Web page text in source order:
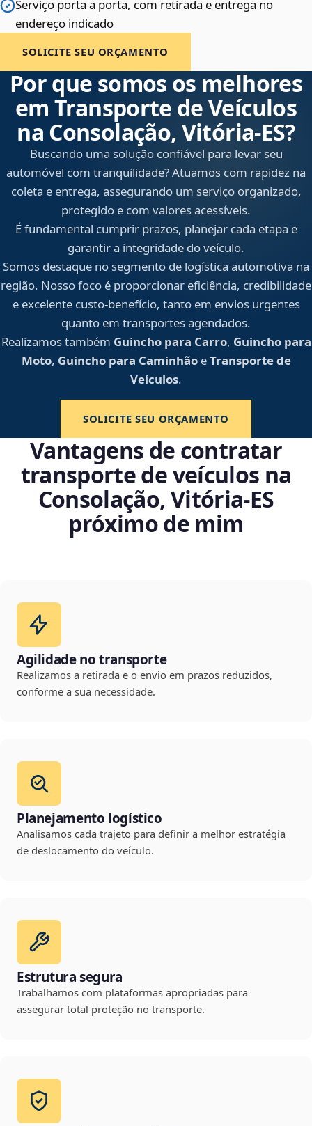
Serviço porta a porta, com retirada e entrega no
endereço indicado
SOLICITE SEU ORÇAMENTO
Por que somos os melhores
em Transporte de Veículos
na Consolação, Vitória‑ES?
Buscando uma solução confiável para levar seu
automóvel com tranquilidade? Atuamos com rapidez na
coleta e entrega, assegurando um serviço organizado,
protegido e com valores acessíveis.
É fundamental cumprir prazos, planejar cada etapa e
garantir a integridade do veículo.
Somos destaque no segmento de logística automotiva na
região. Nosso foco é proporcionar eficiência, credibilidade
e excelente custo-benefício, tanto em envios urgentes
quanto em transportes agendados.
Realizamos também Guincho para Carro, Guincho para
Moto, Guincho para CaminhãoeTransporte de
Veículos.
SOLICITE SEU ORÇAMENTO
Vantagens de contratar
transporte de veículos na
Consolação, Vitória‑ES
próximo de mim
Agilidade no transporte
Realizamos a retirada e o envio em prazos reduzidos,
conforme a sua necessidade.
Planejamento logístico
Analisamos cada trajeto para definir a melhor estratégia
de deslocamento do veículo.
Estrutura segura
Trabalhamos com plataformas apropriadas para
assegurar total proteção no transporte.